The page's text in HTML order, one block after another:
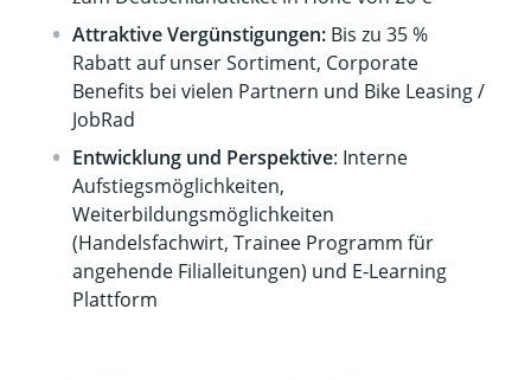
Attraktive Vergünstigungen: Bis zu 35 %
Rabatt auf unser Sortiment, Corporate
Benefits bei vielen Partnern und Bike Leasing /
JobRad
Entwicklung und Perspektive: Interne
Aufstiegsmöglichkeiten,
Weiterbildungsmöglichkeiten
(Handelsfachwirt, Trainee Programm für
angehende Filialleitungen) und E-Learning
Plattform